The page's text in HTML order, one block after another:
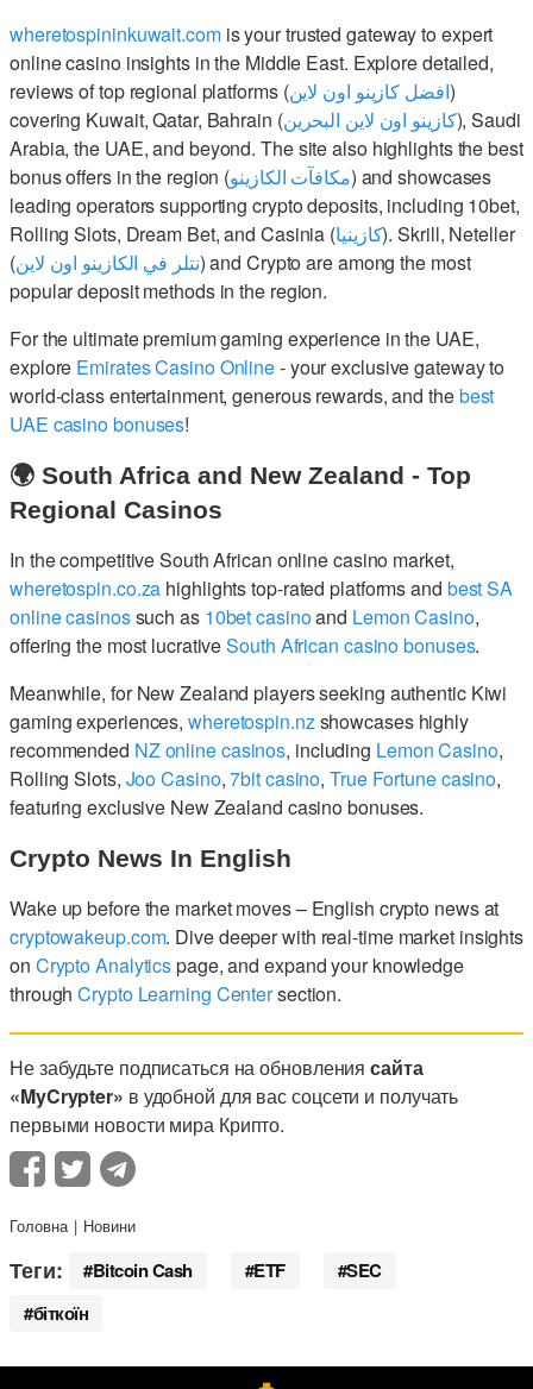
wheretospininkuwait.comis your trusted gateway to expert
online casino insights in the Middle East. Explore detailed,
reviews of top regional platforms (افضل كازينو اون لاين)
covering Kuwait, Qatar, Bahrain (كازينو اون لاين البحرين), Saudi
Arabia, the UAE, and beyond. The site also highlights the best
bonus offers in the region (مكافآت الكازينو) and showcases
leading operators supporting crypto deposits, including 10bet,
Rolling Slots, Dream Bet, and Casinia (كازينيا). Skrill, Neteller
(نتلر في الكازينو اون لاين) and Crypto are among the most
popular deposit methods in the region.
For the ultimate premium gaming experience in the UAE,
explore Emirates Casino Online- your exclusive gateway to
world-class entertainment, generous rewards, and thebest
UAE casino bonuses!
🌍 South Africa and New Zealand - Top
Regional Casinos
In the competitive South African online casino market,
wheretospin.co.za highlights top-rated platforms and best SA
online casinossuch as 10bet casinoand Lemon Casino,
offering the most lucrativeSouth African casino bonuses.
Meanwhile, for New Zealand players seeking authentic Kiwi
gaming experiences, wheretospin.nzshowcases highly
recommended NZ online casinos, including Lemon Casino,
Rolling Slots, Joo Casino,7bit casino,True Fortune casino,
featuring exclusive New Zealand casino bonuses.
Crypto News In English
Wake up before the market moves – English crypto news at
cryptowakeup.com. Dive deeper with real-time market insights
on Crypto Analyticspage, and expand your knowledge
throughCrypto Learning Centersection.
Не забудьте подписаться на обновлениясайта
«MyCrypter» в удобной для вас соцсети и получать
первыми новости мира Крипто.
Головна Новини
Теги: Bitcoin Cash ETF
SEC
біткоїн